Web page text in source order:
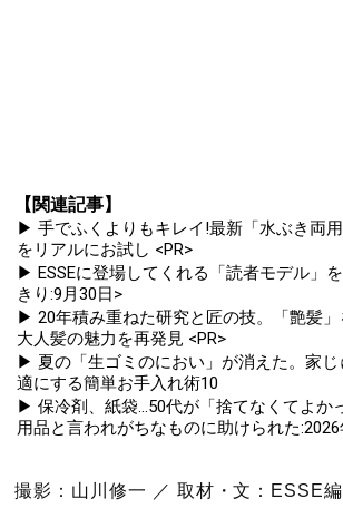
【関連記事】
▶ 手でふくよりもキレイ!最新「水ぶき両用
をリアルにお試し <PR>
▶ ESSEに登場してくれる「読者モデル」
きり:9月30日>
▶ 20年積み重ねた研究と匠の技。「艶髪」
大人髪の魅力を再発見 <PR>
▶ 夏の「生ゴミのにおい」が消えた。家
適にする簡単お手入れ術10
▶ 保冷剤、紙袋...50代が「捨てなくてよか
用品と言われがちなものに助けられた
撮影：山川修一 ／ 取材・文：ESSE